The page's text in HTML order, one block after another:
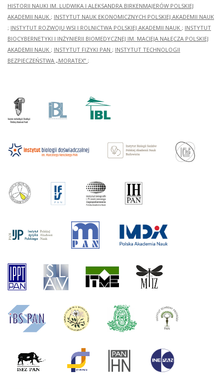
HISTORII NAUKI IM. LUDWIKA I ALEKSANDRA BIRKENMAJERÓW POLSKIEJ
AKADEMII NAUK ; INSTYTUT NAUK EKONOMICZNYCH POLSKIEJ AKADEMII NAUK
; INSTYTUT ROZWOJU WSI I ROLNICTWA POLSKIEJ AKADEMII NAUK ; INSTYTUT
BIOCYBERNETYKI I INŻYNIERII BIOMEDYCZNEJ IM. MACIEJA NAŁĘCZA POLSKIEJ
AKADEMII NAUK ; INSTYTUT FIZYKI PAN ; INSTYTUT TECHNOLOGII
BEZPIECZEŃSTWA „MORATEX” ;